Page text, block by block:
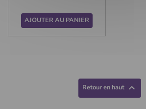
AJOUTER AU PANIER
Retour en haut 